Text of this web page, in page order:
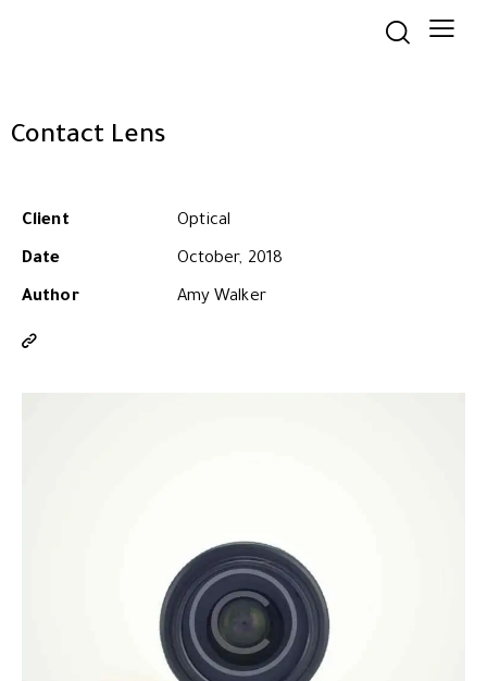
Contact Lens
Client Optical
Date October, 2018
Author Amy Walker